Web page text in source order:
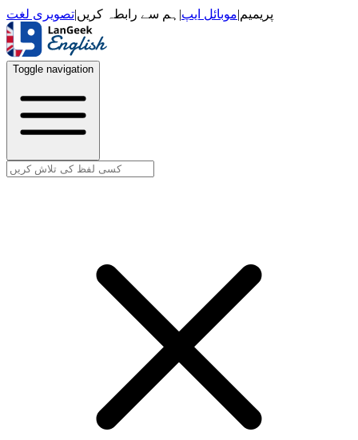
پریمیم|موبائل ایپ| ہم سے رابطہ کریں|تصویری لغت
Toggle navigation